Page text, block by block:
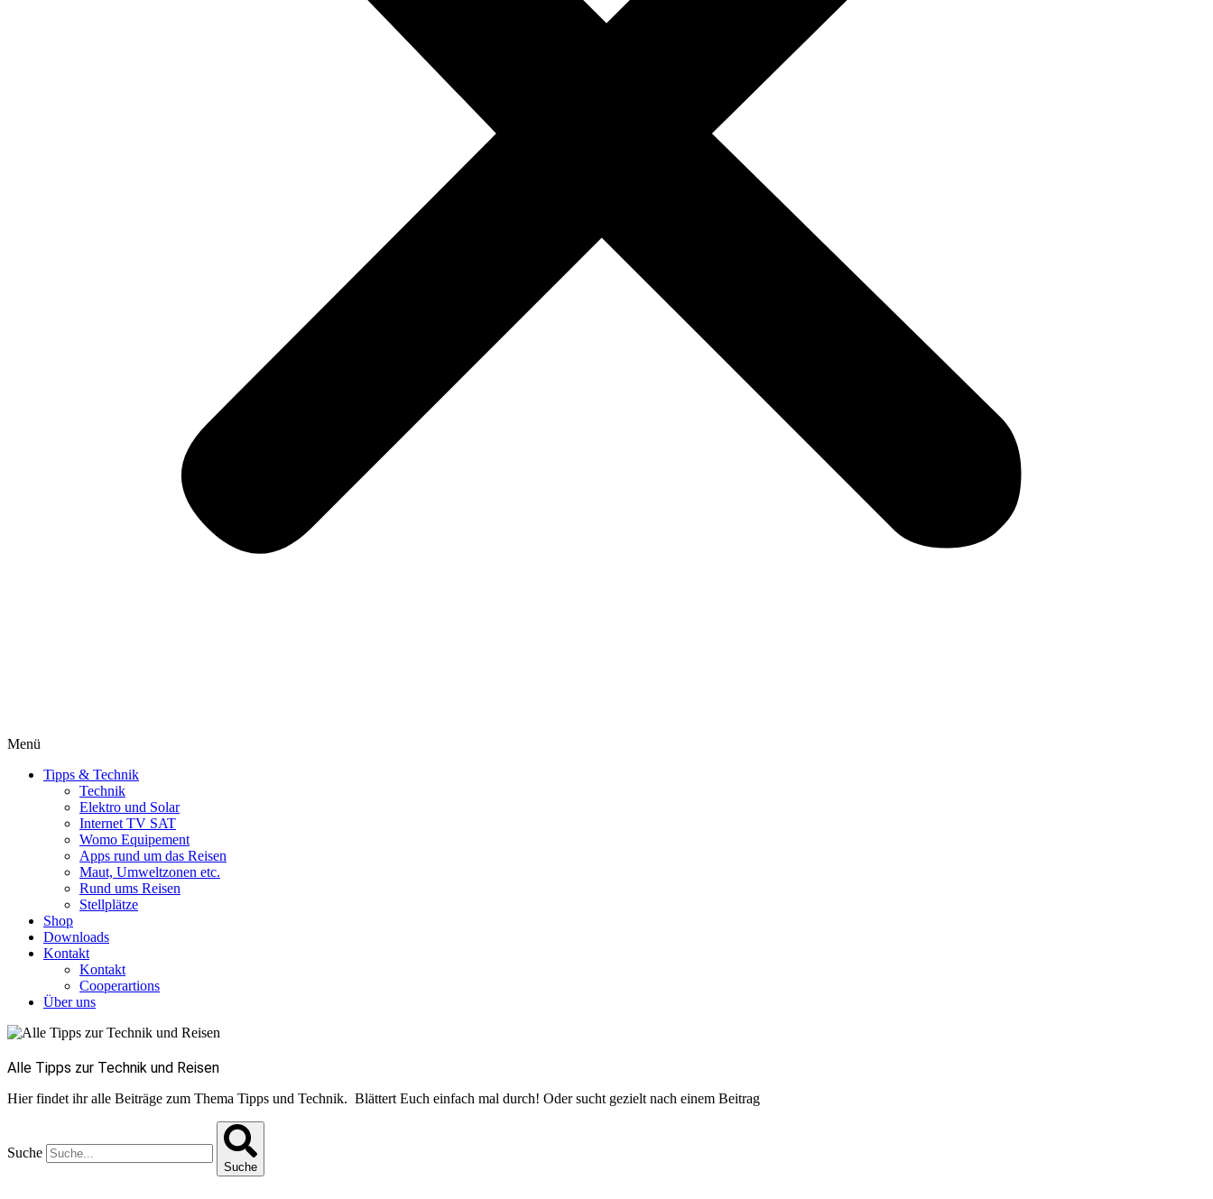
Menü
Tipps & Technik
Technik
Elektro und Solar
Internet TV SAT
Womo Equipement
Apps rund um das Reisen
Maut, Umweltzonen etc.
Rund ums Reisen
Stellplätze
Shop
Downloads
Kontakt
Kontakt
Cooperartions
Über uns
Alle Tipps zur Technik und Reisen
Hier findet ihr alle Beiträge zum Thema Tipps und Technik. Blättert Euch einfach mal durch! Oder sucht gezielt nach einem Beitrag
Suche
Suche